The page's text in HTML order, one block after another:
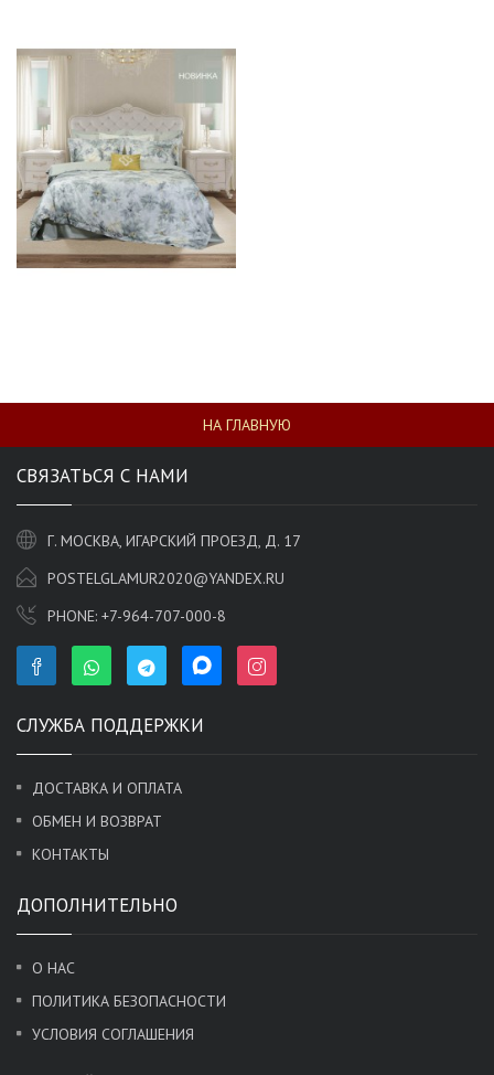
НА ГЛАВНУЮ
СВЯЗАТЬСЯ С НАМИ
Г. МОСКВА, ИГАРСКИЙ ПРОЕЗД, Д. 17
POSTELGLAMUR2020@YANDEX.RU
PHONE: +7-964-707-000-8
СЛУЖБА ПОДДЕРЖКИ
ДОСТАВКА И ОПЛАТА
ОБМЕН И ВОЗВРАТ
КОНТАКТЫ
ДОПОЛНИТЕЛЬНО
О НАС
ПОЛИТИКА БЕЗОПАСНОСТИ
УСЛОВИЯ СОГЛАШЕНИЯ